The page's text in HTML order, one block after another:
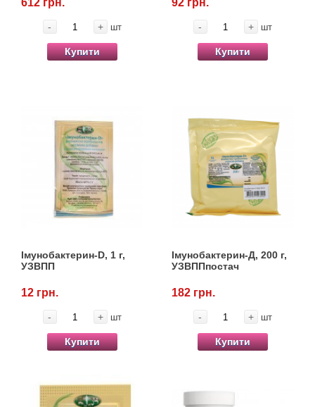
- + шт
Купити
- + шт
Купити
Імунобактерин-D, 1 г,
УЗВПП
12 грн.
- + шт
Купити
Імунобактерин-Д, 200 г,
УЗВППпостач
182 грн.
- + шт
Купити